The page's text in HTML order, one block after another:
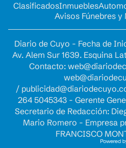
ClasificadosInmuebles
Avisos Fúnebres y
Diario de Cuyo - Fecha de
Av. Alem Sur 1639. Esquina
Contacto:
/
264 5045343 - Gerente
Secretario de Redacción:
Mario Romero - Empresa
FRANCISCO